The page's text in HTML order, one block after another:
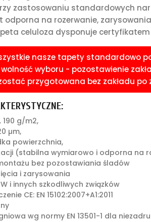
zastosowaniu standardowych
odporna na rozerwanie,
celuloza dysponuje
nasze tapety standardowo
wyboru - pozostawienie
przygotowana bez zakładu po
g/m2,
µm,
powierzchnia,
(stabilna wymiarowo i odporna na
bez pozostawiania śladów
i zarysowania
i innych szkodliwych związków
CE: EN 15102:2007+A1:2011
wg normy EN 13501-1 dla